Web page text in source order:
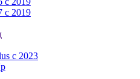
с 2019
с 2023